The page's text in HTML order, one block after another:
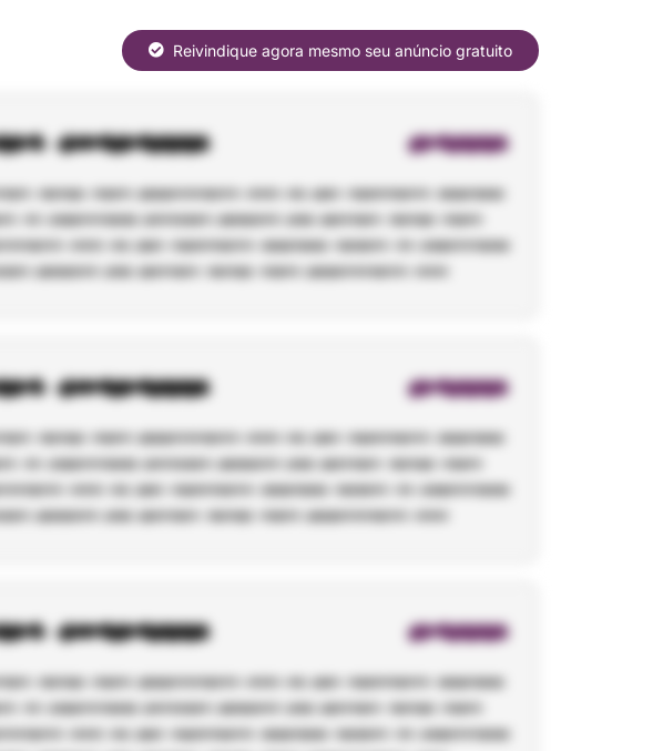
Reivindique agora mesmo seu anúncio gratuito